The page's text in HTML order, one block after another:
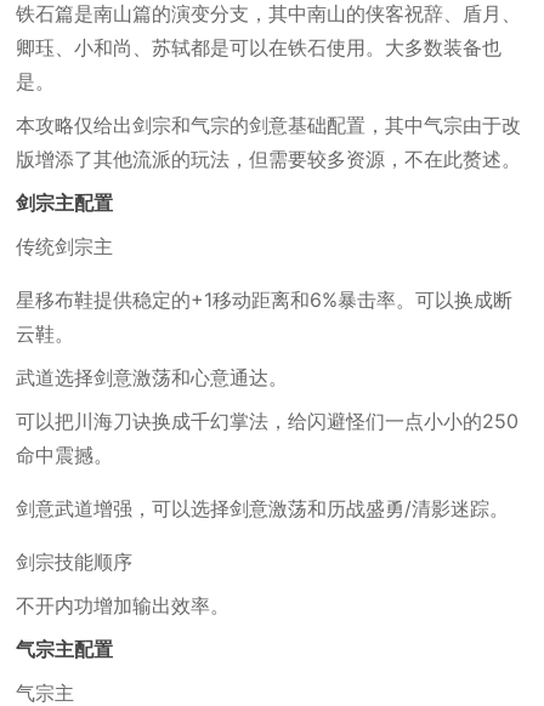
铁石篇是南山篇的演变分支，其中南山的侠客祝辞、盾月、
卿珏、小和尚、苏轼都是可以在铁石使用。大多数装备也
是。
本攻略仅给出剑宗和气宗的剑意基础配置，其中气宗由于改
版增添了其他流派的玩法，但需要较多资源，不在此赘述。
剑宗主配置
传统剑宗主
星移布鞋提供稳定的+1移动距离和6%暴击率。可以换成断
云鞋。
武道选择剑意激荡和心意通达。
可以把川海刀诀换成千幻掌法，给闪避怪们一点小小的250
命中震撼。
剑意武道增强，可以选择剑意激荡和历战盛勇/清影迷踪。
剑宗技能顺序
不开内功增加输出效率。
气宗主配置
气宗主